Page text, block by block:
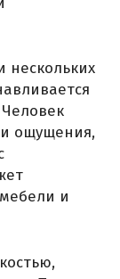
нескольких
ощущения,
и